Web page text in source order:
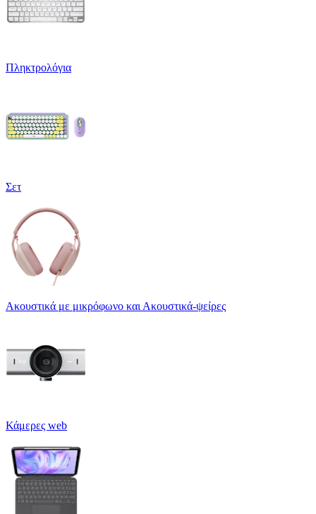
Πληκτρολόγια
Σετ
Ακουστικά με μικρόφωνο και Ακουστικά-ψείρες
Κάμερες web